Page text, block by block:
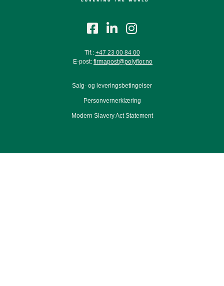
Tlf.: +47 23 00 84 00
E-post: firmapost@polyflor.no
Salg- og leveringsbetingelser
Personvernerklæring
Modern Slavery Act Statement